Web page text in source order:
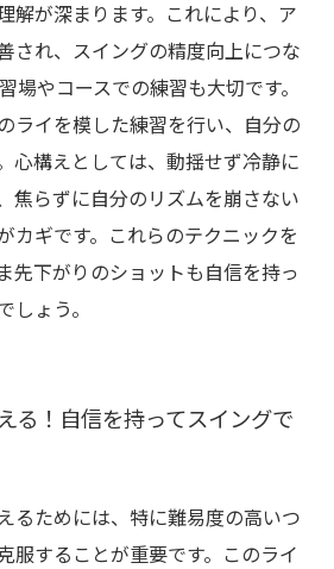
解が深まります。これにより、ア
され、スイングの精度向上につな
場やコースでの練習も大切です。
ライを模した練習を行い、自分の
心構えとしては、動揺せず冷静に
焦らずに自分のリズムを崩さない
カギです。これらのテクニックを
先下がりのショットも自信を持っ
しょう。
る！自信を持ってスイングで
るためには、特に難易度の高いつ
服することが重要です。このライ